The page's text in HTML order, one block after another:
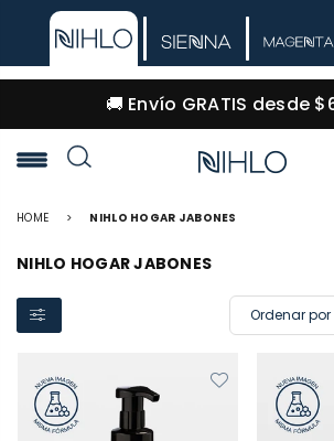
🔒 Pago 100% seguro · Envíos a
NIHLO
HOME > NIHLO HOGAR JABONES
NIHLO HOGAR JABONES